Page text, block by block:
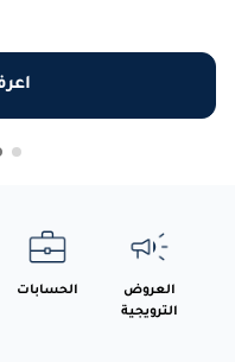
العروض
الترويجية
الحسابات